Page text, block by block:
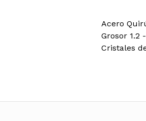
Acero
Grosor 1.2
Cristales